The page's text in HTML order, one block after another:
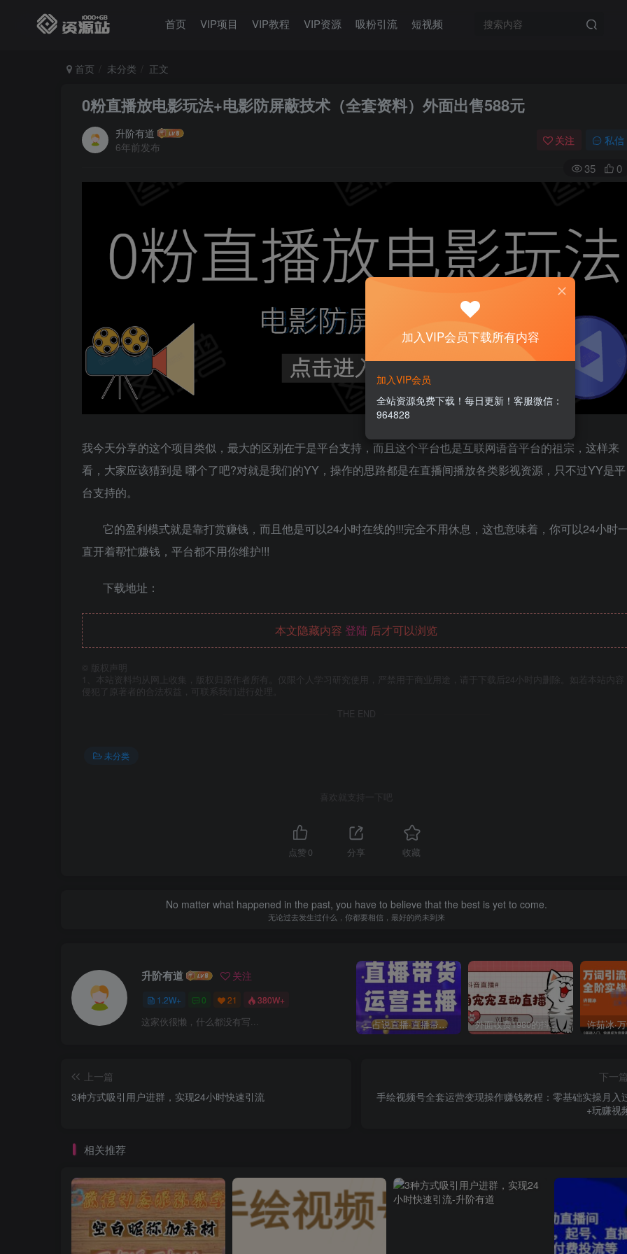
首页 VIP项目 VIP教程 VIP资源 吸粉引流 短视频
首页 未分类 正文
0粉直播放电影玩法+电影防屏蔽技术（全套资料）外面出售588元
升阶有道
6年前发布
关注 私信
35 0
我今天分享的这个项目类似，最大的区别在于是平台支持，而且这个平台也是互联网语音平台的祖宗，这样来
看，大家应该猜到是 哪个了吧?对就是我们的YY，操作的思路都是在直播间播放各类影视资源，只不过YY是平
台支持的。
它的盈利模式就是靠打赏赚钱，而且他是可以24小时在线的!!!完全不用休息，这也意味着，你可以24小时
直开着帮忙赚钱，平台都不用你维护!!!
下载地址：
本文隐藏内容 登陆 后才可以浏览
版权声明
1、本站资料均从网上收集，版权归原作者所有。仅限个人学习研究使用，严禁用于商业用途，请于下载后24小时内删除。如若本站内容
侵犯了原著者的合法权益，可联系我们进行处理。
THE END
未分类
喜欢就支持一下吧
点赞 0 分享 收藏
No matter what happened in the past, you have to believe that the best is yet to come.
无论过去发生过什么，你都要相信，最好的尚未到来
升阶有道 关注
1.2W+ 0 21 380W+
这家伙很懒，什么都没有写... 二占说直播·直播带货主播运营课程，主播运营二合一实操课 外面收费1980的抖音萌宠宠直播项目，可虚拟人直播，抖音报白，实时互动直播【软件+详细教程】
上一篇
3种方式吸引用户进群，实现24小时快速引流
下一
手绘视频号全套运营变现操作赚钱教程：零基础实操月入
+玩赚视
相关推荐
加入VIP会员下载所有内容
加入VIP会员
全站资源免费下载！每日更新！客服微信：
964828